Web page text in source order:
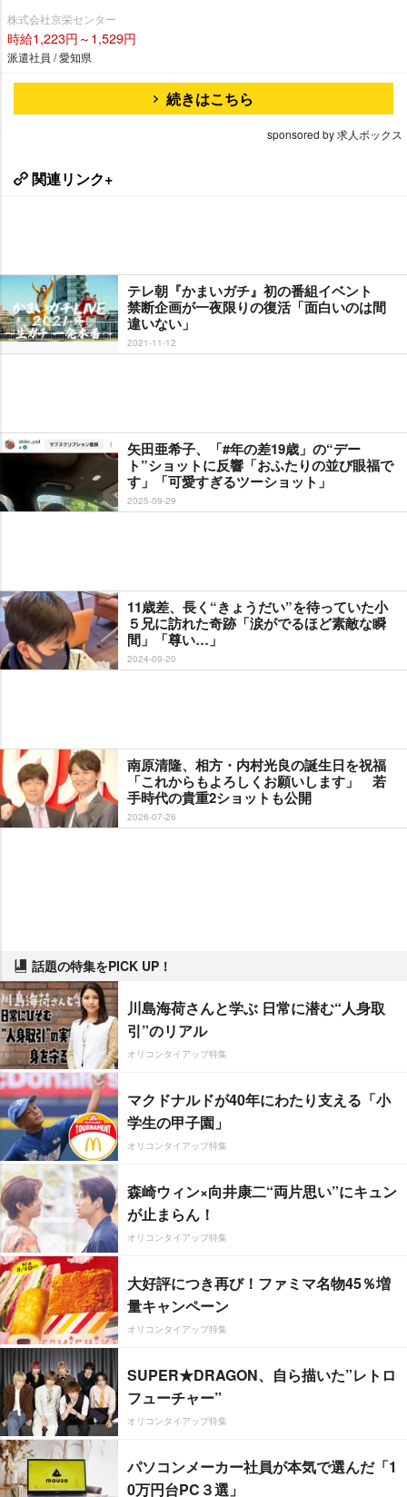
株式会社京栄センター
時給1,223円～1,529円
派遣社員 / 愛知県
続きはこちら
sponsored by 求人ボックス
関連リンク+
テレ朝『かまいガチ』初の番組イベント
禁断企画が一夜限りの復活「面白いのは間
違いない」
2021-11-12
矢田亜希子、「#年の差19歳」の“デー
ト”ショットに反響「おふたりの並び眼福で
す」「可愛すぎるツーショット」
2025-09-29
11歳差、長く“きょうだい”を待っていた小
５兄に訪れた奇跡「涙がでるほど素敵な瞬
間」「尊い…」
2024-09-20
南原清隆、相方・内村光良の誕生日を祝福
「これからもよろしくお願いします」 若
手時代の貴重2ショットも公開
2026-07-26
話題の特集をPICK UP！
川島海荷さんと学ぶ 日常に潜む“人身取
引”のリアル
オリコンタイアップ特集
マクドナルドが40年にわたり支える「小
学生の甲子園」
オリコンタイアップ特集
森崎ウィン×向井康二“両片思い”にキュン
が止まらん！
オリコンタイアップ特集
大好評につき再び！ファミマ名物45％増
量キャンペーン
オリコンタイアップ特集
SUPER★DRAGON、自ら描いた”レトロ
フューチャー”
オリコンタイアップ特集
パソコンメーカー社員が本気で選んだ「1
0万円台PC３選」